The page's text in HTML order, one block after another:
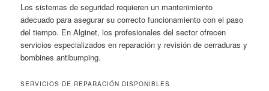
Los sistemas de seguridad requieren un mantenimiento
adecuado para asegurar su correcto funcionamiento con el paso
del tiempo. En Alginet, los profesionales del sector ofrecen
servicios especializados en reparación y revisión de cerraduras y
bombines antibumping.
SERVICIOS DE REPARACIÓN DISPONIBLES